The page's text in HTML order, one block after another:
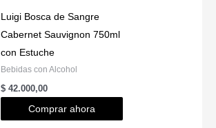
Luigi Bosca de Sangre
Cabernet Sauvignon 750ml
con Estuche
Bebidas con Alcohol
$ 42.000,00
Comprar ahora